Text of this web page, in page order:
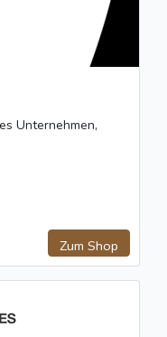
Unternehmen,
Zum Shop